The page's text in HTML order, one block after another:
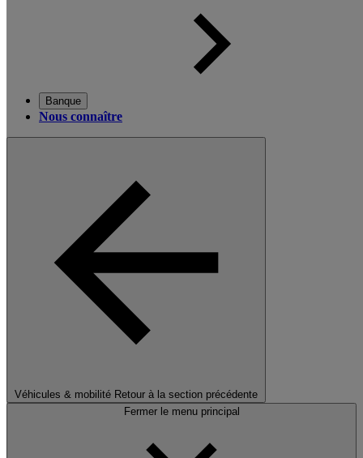
Banque
Nous connaître
Véhicules & mobilité Retour à la section précédente
Fermer le menu principal